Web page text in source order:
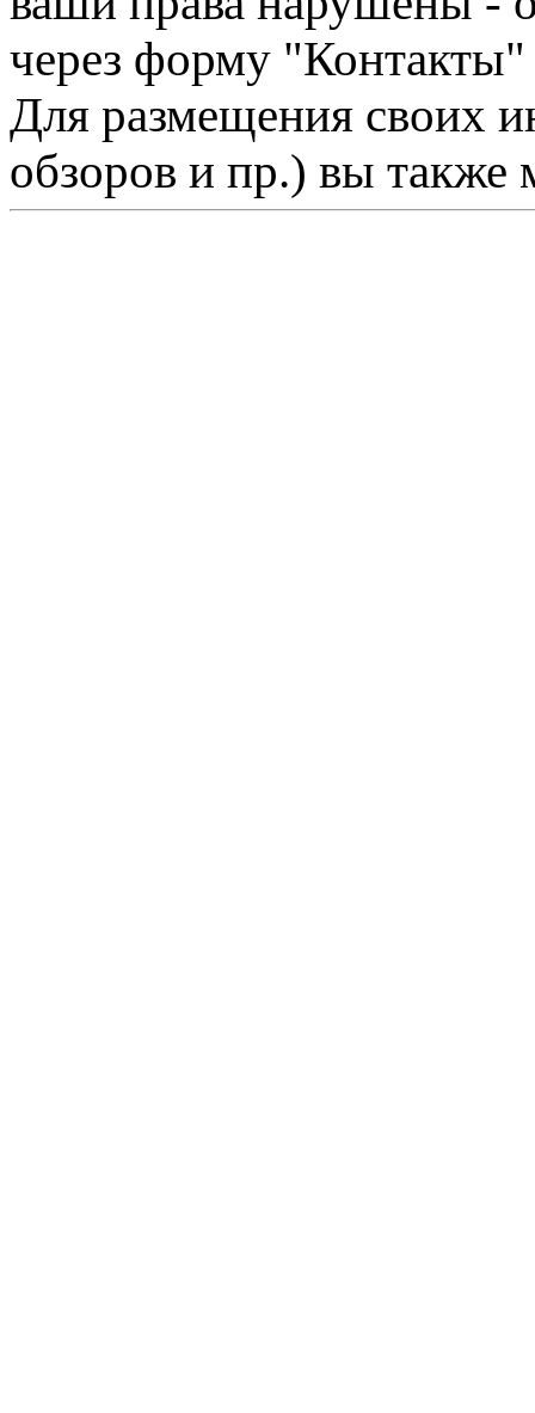
через форму "Контакты"
Для размещения своих
обзоров и пр.) вы также